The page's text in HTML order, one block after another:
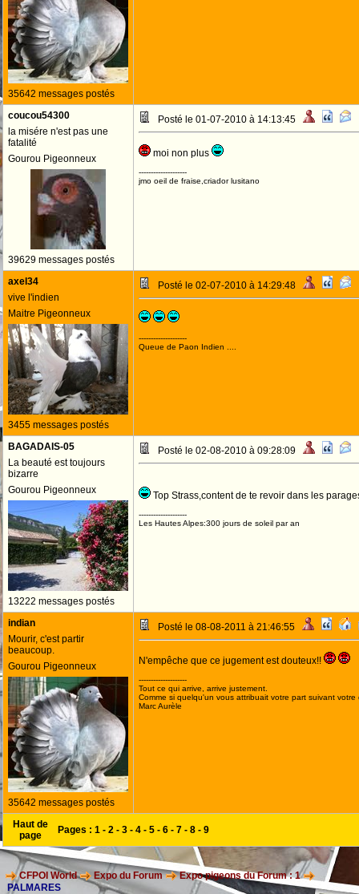
35642 messages postés
coucou54300
la misére n'est pas une
fatalité
Gourou Pigeonneux
39629 messages postés
Posté le 01-07-2010 à 14:13:45
moi non plus
--------------------
jmo oeil de fraise,criador lusitano
axel34
vive l'indien
Maitre Pigeonneux
3455 messages postés
Posté le 02-07-2010 à 14:29:48
--------------------
Queue de Paon Indien ....
BAGADAIS-05
La beauté est toujours
bizarre
Gourou Pigeonneux
13222 messages postés
Posté le 02-08-2010 à 09:28:09
Top Strass,content de te revoir dans les
--------------------
Les Hautes Alpes:300 jours de soleil par an
indian
Mourir, c'est partir
beaucoup.
Gourou Pigeonneux
35642 messages postés
Posté le 08-08-2011 à 21:46:55
N'empêche que ce jugement est douteux!!
--------------------
Tout ce qui arrive, arrive justement.
Comme si quelqu'un vous attribuait votre part suivant votre
Marc Aurèle
Haut de
page
Pages : 1 - 2 - 3 - 4 - 5 - 6 - 7 - 8 - 9
CFPOI World Expo du Forum
Expo pigeons du Forum : 1
PALMARES